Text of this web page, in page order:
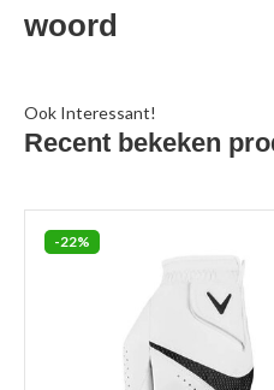
woord
Ook Interessant!
Recent bekeken
-22%